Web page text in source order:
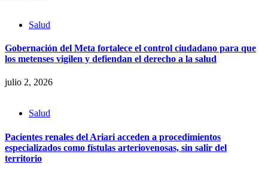
Salud
Gobernación del Meta fortalece el control ciudadano para que
los metenses vigilen y defiendan el derecho a la salud
julio 2, 2026
Salud
Pacientes renales del Ariari acceden a procedimientos
especializados como fístulas arteriovenosas, sin salir del
territorio